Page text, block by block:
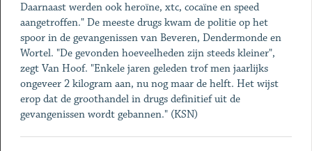
Daarnaast werden ook heroïne, xtc, cocaïne en speed
aangetroffen." De meeste drugs kwam de politie op het
spoor in de gevangenissen van Beveren, Dendermonde en
Wortel. "De gevonden hoeveelheden zijn steeds kleiner",
zegt Van Hoof. "Enkele jaren geleden trof men jaarlijks
ongeveer 2 kilogram aan, nu nog maar de helft. Het wijst
erop dat de groothandel in drugs definitief uit de
gevangenissen wordt gebannen." (KSN)